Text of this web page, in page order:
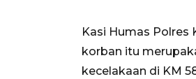
Kasi Humas Polres
korban itu
kecelakaan di KM